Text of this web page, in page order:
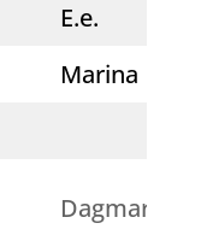
E.e.
Marina
Dagmar